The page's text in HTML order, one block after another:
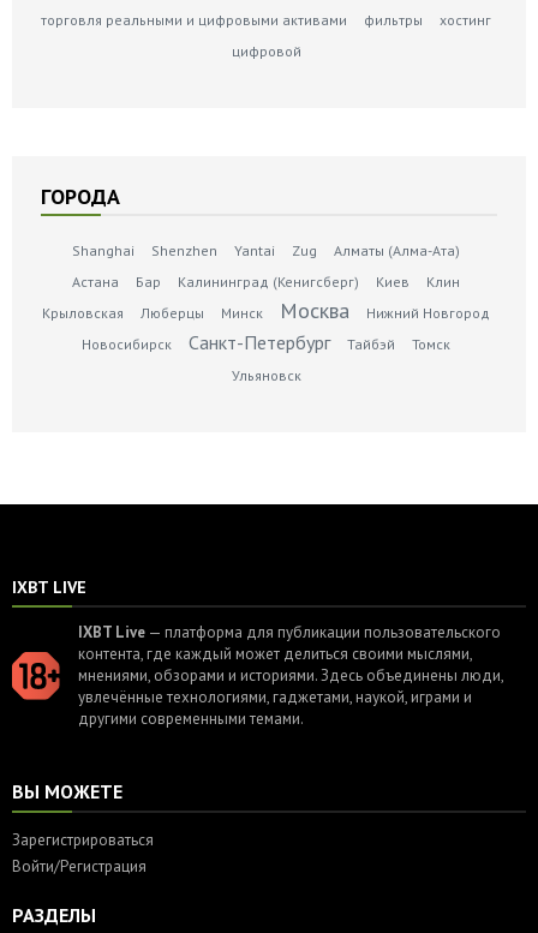
торговля реальными и цифровыми активами
фильтры
хостинг
цифровой
ГОРОДА
Shanghai Shenzhen Yantai Zug
Алматы (Алма-Ата)
Астана
Бар Калининград (Кенигсберг) Киев
Клин
Крыловская
Люберцы Минск Москва
Нижний Новгород
Новосибирск
Санкт-Петербург Тайбэй
Томск
Ульяновск
IXBT LIVE
IXBT Live — платформа для публикации пользовательского
контента, где каждый может делиться своими мыслями,
мнениями, обзорами и историями. Здесь объединены люди,
увлечённые технологиями, гаджетами, наукой, играми и
другими современными темами.
ВЫ МОЖЕТЕ
Зарегистрироваться
Войти/Регистрация
РАЗДЕЛЫ